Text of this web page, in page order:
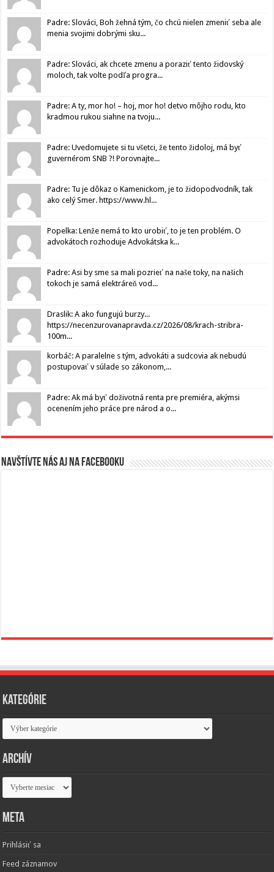
Padre: Slováci, Boh žehná tým, čo chcú nielen zmeniť seba ale
menia svojimi dobrými sku...
Padre: Slováci, ak chcete zmenu a poraziť tento židovský
moloch, tak volte podľa progra...
Padre: A ty, mor ho! – hoj, mor ho! detvo môjho rodu, kto
kradmou rukou siahne na tvoju...
Padre: Uvedomujete si tu všetci, že tento židoloj, má byť
guvernérom SNB ?! Porovnajte...
Padre: Tu je dôkaz o Kamenickom, je to židopodvodník, tak
ako celý Smer. https://www.hl...
Popelka: Lenže nemá to kto urobiť, to je ten problém. O
advokátoch rozhoduje Advokátska k...
Padre: Asi by sme sa mali pozrieť na naše toky, na našich
tokoch je samá elektráreň vod...
Draslik: A ako fungujú burzy...
https://necenzurovanapravda.cz/2026/08/krach-stribra-
100m...
korbáč: A paralelne s tým, advokáti a sudcovia ak nebudú
postupovať v súlade so zákonom,...
Padre: Ak má byť doživotná renta pre premiéra, akýmsi
ocenením jeho práce pre národ a o...
Navštívte nás aj na Facebooku
Kategórie
Kategórie
Archív
Archív
Meta
Prihlásiť sa
Feed záznamov